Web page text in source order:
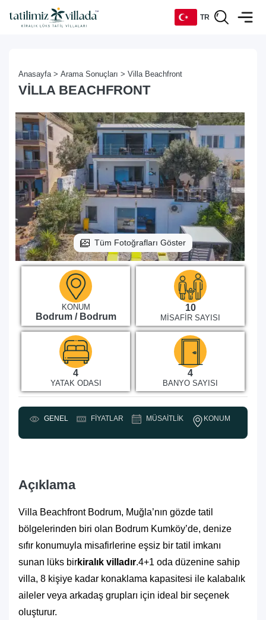
TR
RU
Anasayfa > Arama Sonuçları > Villa Beachfront
VILLA BEACHFRONT
Tüm Fotoğrafları Göster
KONUM
Bodrum / Bodrum
10
MISAFIR SAYISI
4
YATAK ODASI
4
BANYO SAYISI
GENEL FIYATLAR MÜSAITLIK KONUM
Açıklama
Villa Beachfront Bodrum, Muğla’nın gözde tatil
bölgelerinden biri olan Bodrum Kumköy’de, denize
sıfır konumuyla misafirlerine eşsiz bir tatil imkanı
sunan lüks birkiralık villadır.4+1 oda düzenine sahip
villa, 8 kişiye kadar konaklama kapasitesi ile kalabalık
aileler veya arkadaş grupları için ideal bir seçenek
oluşturur.